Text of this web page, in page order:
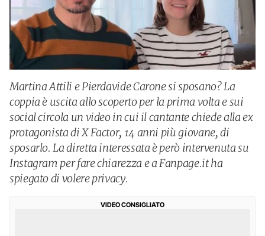
Martina Attili e Pierdavide Carone si sposano? La
coppia è uscita allo scoperto per la prima volta e sui
social circola un video in cui il cantante chiede alla ex
protagonista di X Factor, 14 anni più giovane, di
sposarlo. La diretta interessata è però intervenuta su
Instagram per fare chiarezza e a Fanpage.it ha
spiegato di volere privacy.
VIDEO CONSIGLIATO